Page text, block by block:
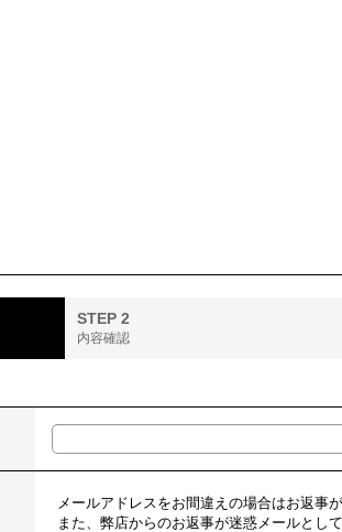
STEP 2
内容確認
メールアドレスをお間違えの場合はお返事
また、弊店からのお返事が迷惑メールとし